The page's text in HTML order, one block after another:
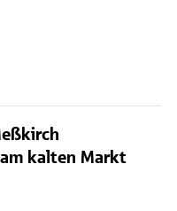
kalten Markt